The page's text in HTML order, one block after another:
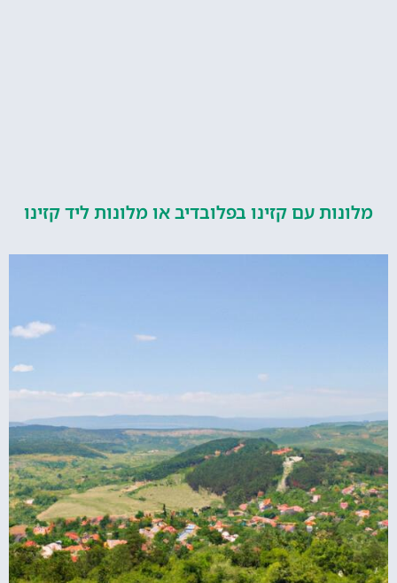
עם קזינו בפלובדיב או מלונות ליד קזינו